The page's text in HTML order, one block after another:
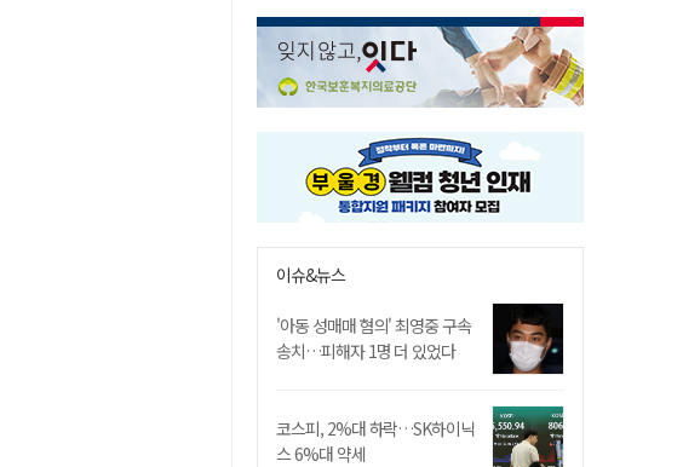
이슈&뉴스
'아동 성매매 혐의' 최영중 구속
송치…피해자 1명 더 있었다
코스피, 2%대 하락…SK하이닉
스 6%대 약세